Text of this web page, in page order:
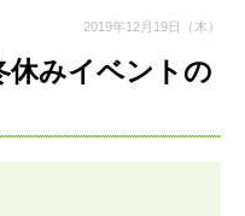
2019年12月19日（木）
休みイベントの